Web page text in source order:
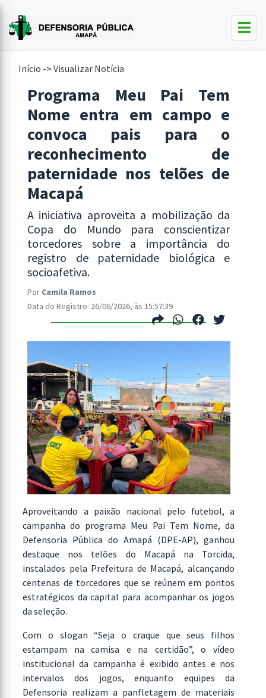
Início -> Visualizar Notícia
Programa Meu Pai Tem
Nome entra em campo e
convoca pais para o
reconhecimento de
paternidade nos telões de
Macapá
A iniciativa aproveita a mobilização da
Copa do Mundo para conscientizar
torcedores sobre a importância do
registro de paternidade biológica e
socioafetiva.
Por Camila Ramos
Data do Registro: 26/06/2026, às 15:57:39
Aproveitando a paixão nacional pelo futebol, a
campanha do programa Meu Pai Tem Nome, da
Defensoria Pública do Amapá (DPE-AP), ganhou
destaque nos telões do Macapá na Torcida,
instalados pela Prefeitura de Macapá, alcançando
centenas de torcedores que se reúnem em pontos
estratégicos da capital para acompanhar os jogos
da seleção.
Com o slogan “Seja o craque que seus filhos
estampam na camisa e na certidão”, o vídeo
institucional da campanha é exibido antes e nos
intervalos dos jogos, enquanto equipes da
Defensoria realizam a panfletagem de materiais